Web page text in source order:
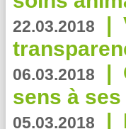
22.03.2018 |
06.03.2018 |
sens à
05.03.2018 |